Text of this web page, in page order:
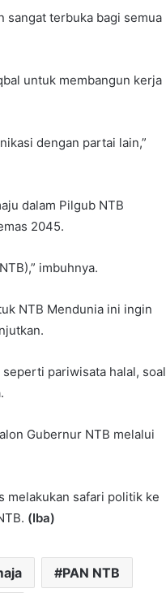
sangat terbuka bagi semua
untuk membangun kerja
dengan partai lain,”
dalam Pilgub NTB
2045.
imbuhnya.
NTB Mendunia ini ingin
pariwisata halal, soal
Gubernur NTB melalui
melakukan safari politik ke
(Iba)
PAN NTB